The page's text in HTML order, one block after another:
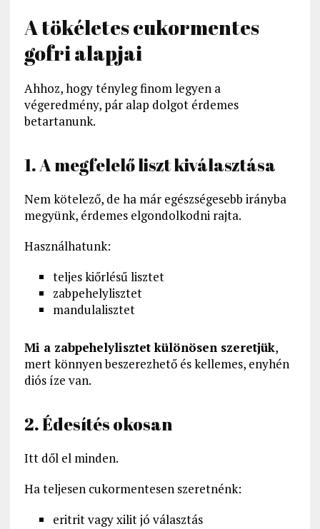
A tökéletes cukormentes
gofri alapjai
Ahhoz, hogy tényleg finom legyen a
végeredmény, pár alap dolgot érdemes
betartanunk.
1. A megfelelő liszt kiválasztása
Nem kötelező, de ha már egészségesebb irányba
megyünk, érdemes elgondolkodni rajta.
Használhatunk:
teljes kiőrlésű lisztet
zabpehelylisztet
mandulalisztet
Mi a zabpehelylisztet különösen szeretjük,
mert könnyen beszerezhető és kellemes, enyhén
diós íze van.
2. Édesítés okosan
Itt dől el minden.
Ha teljesen cukormentesen szeretnénk:
eritrit vagy xilit jó választás